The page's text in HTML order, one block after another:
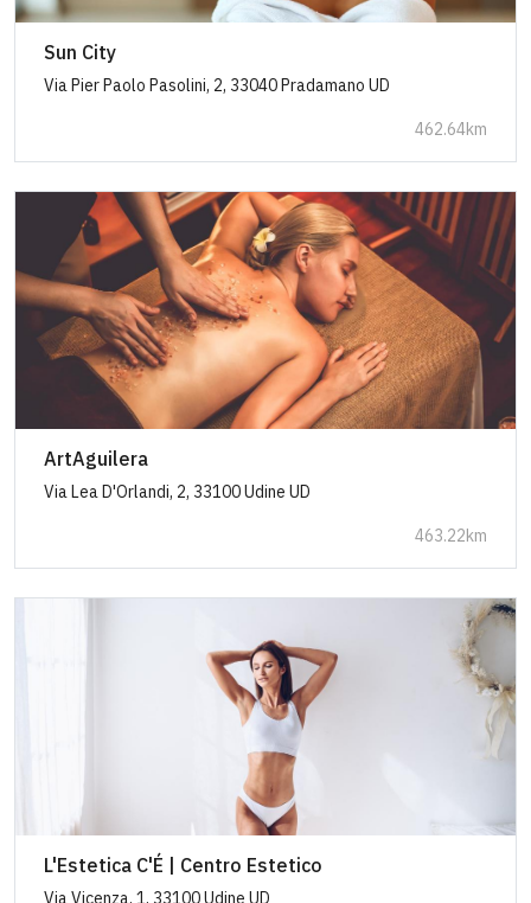
Sun City
Via Pier Paolo Pasolini, 2, 33040 Pradamano UD
462.64km
ArtAguilera
Via Lea D'Orlandi, 2, 33100 Udine UD
463.22km
L'Estetica C'É | Centro Estetico
Via Vicenza, 1, 33100 Udine UD